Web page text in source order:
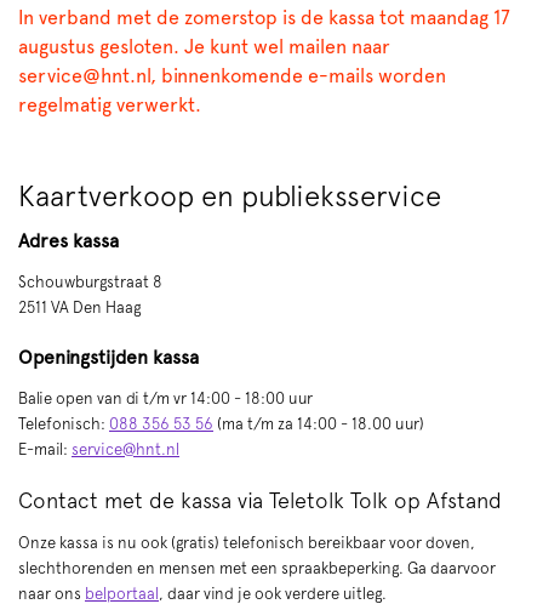
In verband met de zomerstop is de kassa tot maandag 17
augustus gesloten. Je kunt wel mailen naar
service@hnt.nl, binnenkomende e-mails worden
regelmatig verwerkt.
Kaartverkoop en publieksservice
Adres kassa
Schouwburgstraat 8
2511 VA Den Haag
Openingstijden kassa
Balie open van di t/m vr 14:00 - 18:00 uur
Telefonisch: 088 356 53 56 (ma t/m za 14:00 - 18.00 uur)
E-mail: service@hnt.nl
Contact met de kassa via Teletolk Tolk op Afstand
Onze kassa is nu ook (gratis) telefonisch bereikbaar voor doven,
slechthorenden en mensen met een spraakbeperking. Ga daarvoor
naar ons belportaal , daar vind je ook verdere uitleg.